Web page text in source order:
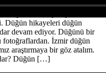
en revaçta düğün
Düğün hikayeleri düğün
devam ediyor. Düğünü bir
İzmir düğün
araştırmaya bir göz atalım.
Düğün […]